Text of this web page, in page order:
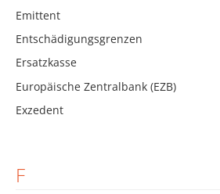
Emittent
Entschädigungsgrenzen
Ersatzkasse
Europäische Zentralbank (EZB)
Exzedent
F